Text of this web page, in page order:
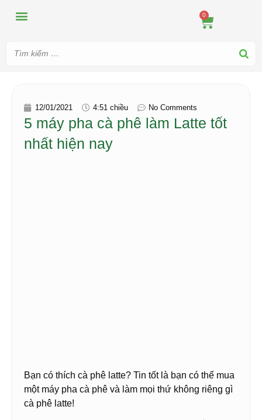
0
12/01/2021 4:51 chiều No Comments
5 máy pha cà phê làm Latte tốt
nhất hiện nay
Bạn có thích cà phê latte? Tin tốt là bạn có thể mua
một máy pha cà phê và làm mọi thứ không riêng gì
cà phê latte!